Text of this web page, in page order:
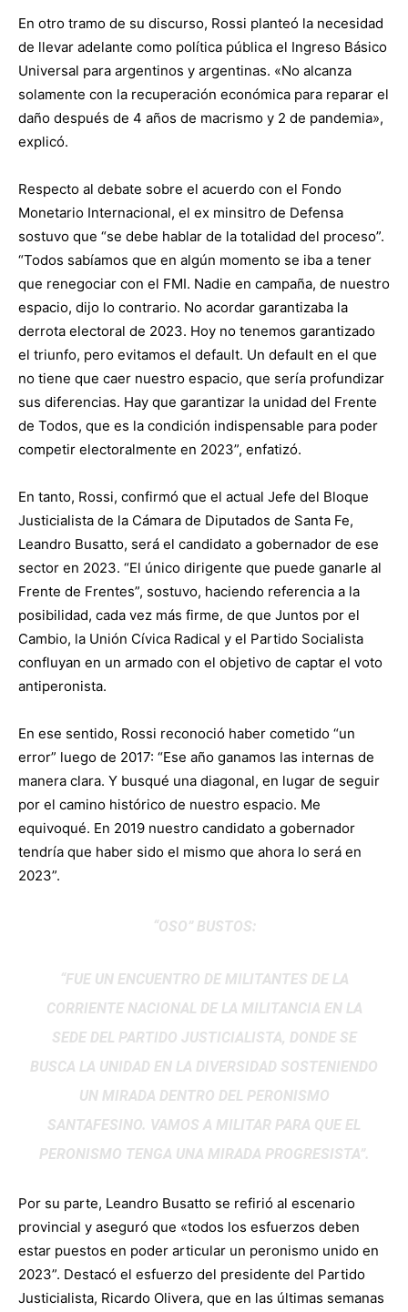
En otro tramo de su discurso, Rossi planteó la necesidad
de llevar adelante como política pública el Ingreso Básico
Universal para argentinos y argentinas. «No alcanza
solamente con la recuperación económica para reparar el
daño después de 4 años de macrismo y 2 de pandemia»,
explicó.
Respecto al debate sobre el acuerdo con el Fondo
Monetario Internacional, el ex minsitro de Defensa
sostuvo que “se debe hablar de la totalidad del proceso”.
“Todos sabíamos que en algún momento se iba a tener
que renegociar con el FMI. Nadie en campaña, de nuestro
espacio, dijo lo contrario. No acordar garantizaba la
derrota electoral de 2023. Hoy no tenemos garantizado
el triunfo, pero evitamos el default. Un default en el que
no tiene que caer nuestro espacio, que sería profundizar
sus diferencias. Hay que garantizar la unidad del Frente
de Todos, que es la condición indispensable para poder
competir electoralmente en 2023”, enfatizó.
En tanto, Rossi, confirmó que el actual Jefe del Bloque
Justicialista de la Cámara de Diputados de Santa Fe,
Leandro Busatto, será el candidato a gobernador de ese
sector en 2023. “El único dirigente que puede ganarle al
Frente de Frentes”, sostuvo, haciendo referencia a la
posibilidad, cada vez más firme, de que Juntos por el
Cambio, la Unión Cívica Radical y el Partido Socialista
confluyan en un armado con el objetivo de captar el voto
antiperonista.
En ese sentido, Rossi reconoció haber cometido “un
error” luego de 2017: “Ese año ganamos las internas de
manera clara. Y busqué una diagonal, en lugar de seguir
por el camino histórico de nuestro espacio. Me
equivoqué. En 2019 nuestro candidato a gobernador
tendría que haber sido el mismo que ahora lo será en
2023”.
“OSO” BUSTOS:
“FUE UN ENCUENTRO DE MILITANTES DE LA
CORRIENTE NACIONAL DE LA MILITANCIA EN LA
SEDE DEL PARTIDO JUSTICIALISTA, DONDE SE
BUSCA LA UNIDAD EN LA DIVERSIDAD SOSTENIENDO
UN MIRADA DENTRO DEL PERONISMO
SANTAFESINO. VAMOS A MILITAR PARA QUE EL
PERONISMO TENGA UNA MIRADA PROGRESISTA”.
Por su parte, Leandro Busatto se refirió al escenario
provincial y aseguró que «todos los esfuerzos deben
estar puestos en poder articular un peronismo unido en
2023”. Destacó el esfuerzo del presidente del Partido
Justicialista, Ricardo Olivera, que en las últimas semanas